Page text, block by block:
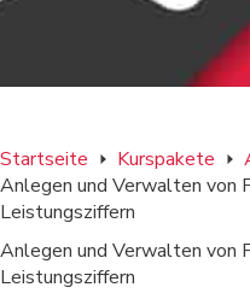
Startseite Kurspakete
Anlegen und Verwalten von
Leistungsziffern
Anlegen und Verwalten von
Leistungsziffern